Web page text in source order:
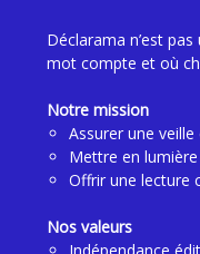
Déclarama n’est
mot compte et où
Notre mission
Assurer une
Mettre en
Offrir une lecture
Nos valeurs